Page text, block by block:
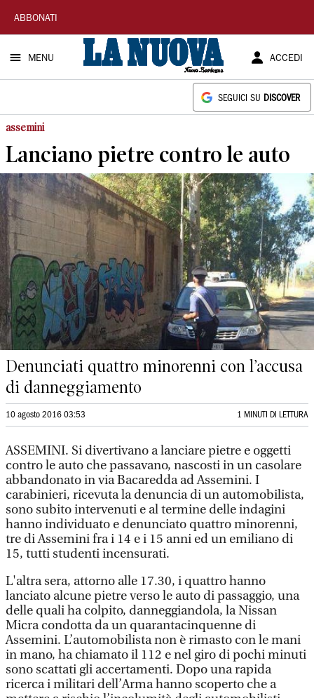
La
Nuova
Sardegna
ABBONATI
MENU ACCEDI
SEGUICI SU DISCOVER
assemini
Lanciano pietre contro le auto
Denunciati quattro minorenni con l’accusa
di danneggiamento
10 agosto 2016 03:53 1 MINUTI DI LETTURA
ASSEMINI. Si divertivano a lanciare pietre e oggetti
contro le auto che passavano, nascosti in un casolare
abbandonato in via Bacaredda ad Assemini. I
carabinieri, ricevuta la denuncia di un automobilista,
sono subito intervenuti e al termine delle indagini
hanno individuato e denunciato quattro minorenni,
tre di Assemini fra i 14 e i 15 anni ed un emiliano di
15, tutti studenti incensurati.
L'altra sera, attorno alle 17.30, i quattro hanno
lanciato alcune pietre verso le auto di passaggio, una
delle quali ha colpito, danneggiandola, la Nissan
Micra condotta da un quarantacinquenne di
Assemini. L’automobilista non è rimasto con le mani
in mano, ha chiamato il 112 e nel giro di pochi minuti
sono scattati gli accertamenti. Dopo una rapida
ricerca i militari dell’Arma hanno scoperto che a